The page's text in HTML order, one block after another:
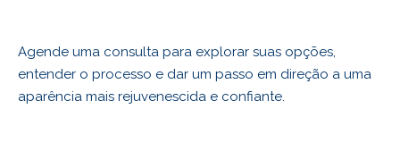
Agende uma consulta para explorar suas opções,
entender o processo e dar um passo em direção a uma
aparência mais rejuvenescida e confiante.